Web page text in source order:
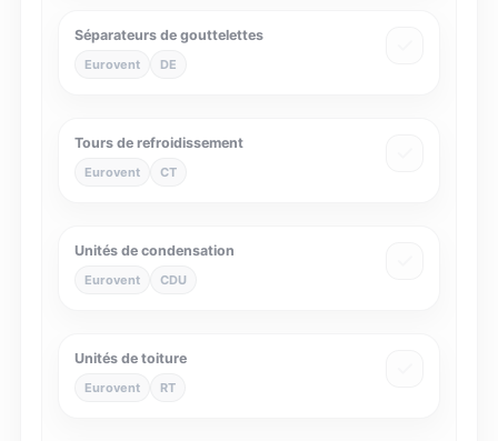
Séparateurs de gouttelettes
Eurovent DE
Tours de refroidissement
Eurovent CT
Unités de condensation
Eurovent CDU
Unités de toiture
Eurovent RT